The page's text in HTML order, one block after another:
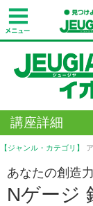
講座詳細
【ジャンル・カテゴリ】
あなたの創造
Nゲージ